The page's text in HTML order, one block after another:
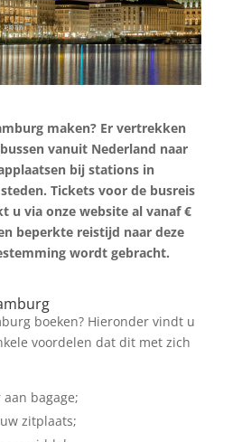
maken? Er vertrekken
vanuit Nederland naar
bij stations in
Tickets voor de busreis
u via onze website al vanaf €
beperkte reistijd naar deze
wordt gebracht.
boeken? Hieronder vindt u
voordelen dat dit met zich
bagage;
zitplaats;